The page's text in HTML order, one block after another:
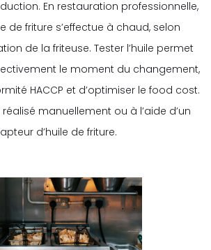
En restauration professionnelle,
de friture s’effectue à chaud, selon
de la friteuse. Tester l’huile permet
le moment du changement,
HACCP et d’optimiser le food cost.
manuellement ou à l’aide d’un
d’huile de friture.